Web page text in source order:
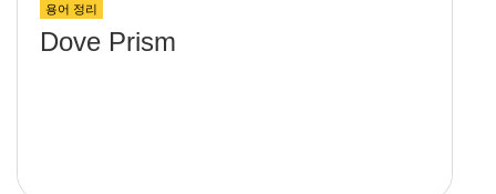
용어 정리
Dove Prism